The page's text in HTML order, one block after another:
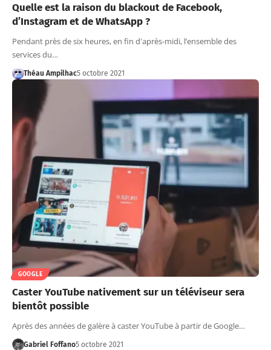
Quelle est la raison du blackout de Facebook,
d’Instagram et de WhatsApp ?
Pendant près de six heures, en fin d'après-midi, l’ensemble des
services du…
Théau Ampilhac5 octobre 2021
GOOGLE
Caster YouTube nativement sur un téléviseur sera
bientôt possible
Après des années de galère à caster YouTube à partir de Google…
Gabriel Foffano5 octobre 2021